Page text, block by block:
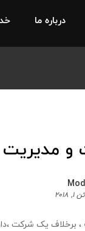
درباره ما
مدیریت
۲۰۱۸
، برخلاف یک شرکت